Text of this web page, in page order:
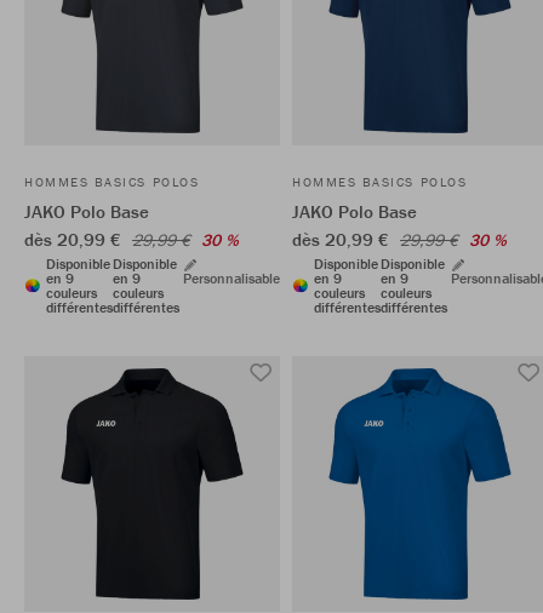
HOMMES BASICS POLOS
JAKO Polo Base
dès 20,99 € 29,99 € 30 %
Disponible
en 9
couleurs
différentes
Disponible
en 9
couleurs
différentes
Personnalisable
HOMMES BASICS POLOS
JAKO Polo Base
dès 20,99 € 29,99 € 30 %
Disponible
en 9
couleurs
différentes
Disponible
en 9
couleurs
différentes